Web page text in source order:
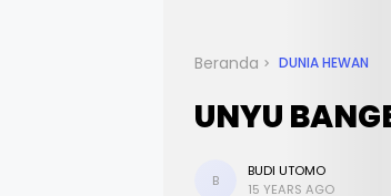
Beranda DUNIA HEWAN
UNYU
B
BUDI UTOMO
15 YEARS AGO